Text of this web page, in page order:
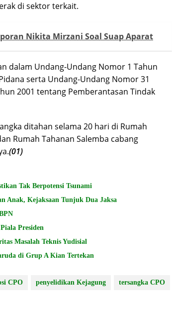
di sektor terkait.
Nikita Mirzani Soal Suap Aparat
dalam Undang-Undang Nomor 1 Tahun
serta Undang-Undang Nomor 31
2001 tentang Pemberantasan Tindak
ditahan selama 20 hari di Rumah
Rumah Tahanan Salemba cabang
(01)
Tak Berpotensi Tsunami
Anak, Kejaksaan Tunjuk Dua Jaksa
Presiden
Masalah Teknis Yudisial
di Grup A Kian Tertekan
CPO penyelidikan Kejagung tersangka CPO